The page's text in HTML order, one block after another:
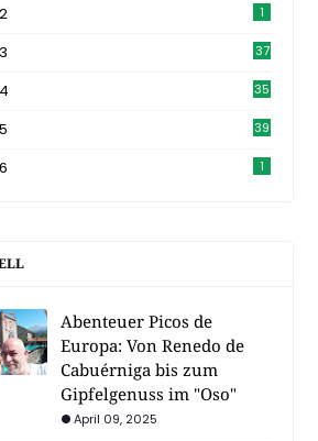
1
37
35
39
1
Abenteuer Picos de
Europa: Von Renedo de
Cabuérniga bis zum
Gipfelgenuss im "Oso"
April 09, 2025